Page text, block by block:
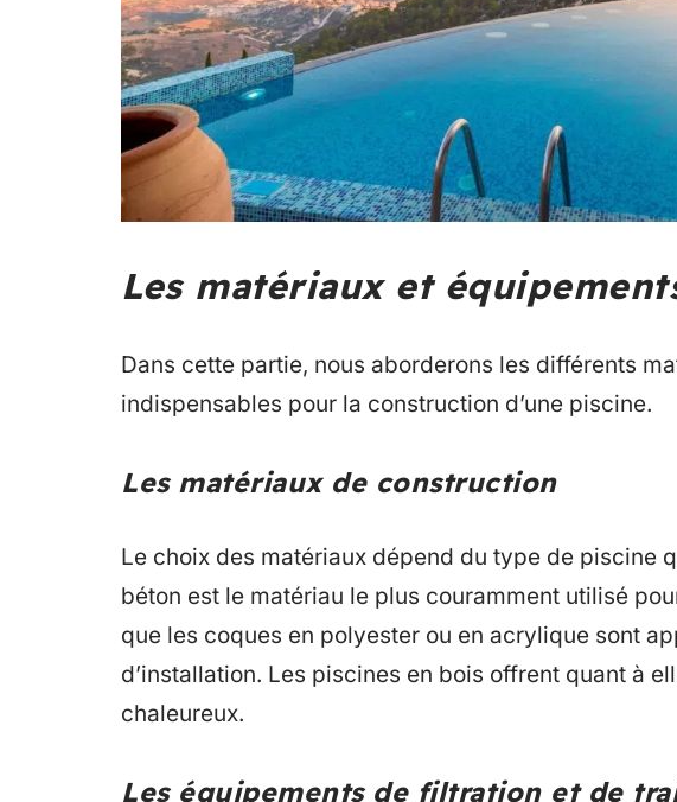
Les matériaux et
Dans cette partie, nous aborderons les différents
indispensables pour la construction d’une piscine.
Les matériaux de construction
Le choix des matériaux dépend du type de piscine
béton est le matériau le plus couramment utilisé
que les coques en polyester ou en acrylique sont
d’installation. Les piscines en bois offrent quant à
chaleureux.
Les équipements de filtration et de